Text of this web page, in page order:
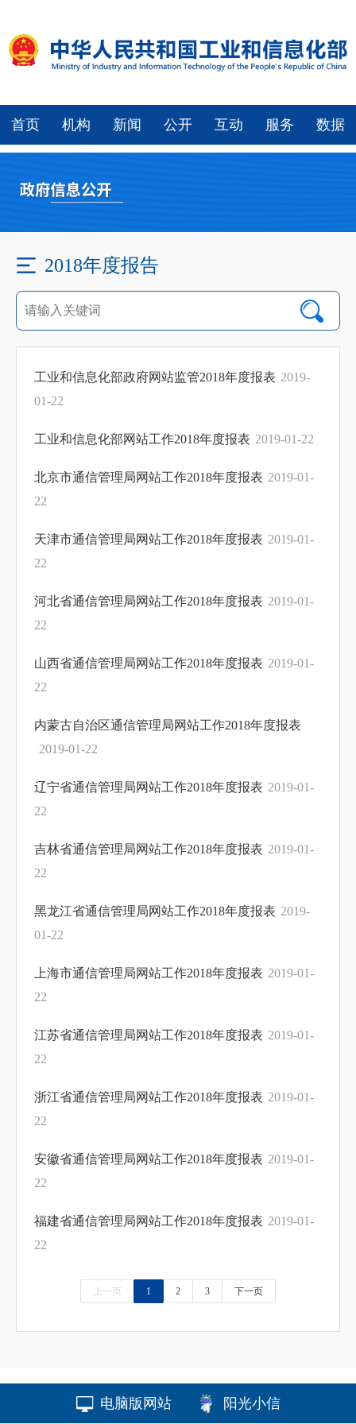
首页 机构 新闻 公开 互动 服务 数据
2018年度报告
工业和信息化部政府网站监管2018年度报表 2019-
01-22
工业和信息化部网站工作2018年度报表 2019-01-22
北京市通信管理局网站工作2018年度报表 2019-01-
22
天津市通信管理局网站工作2018年度报表 2019-01-
22
河北省通信管理局网站工作2018年度报表 2019-01-
22
山西省通信管理局网站工作2018年度报表 2019-01-
22
内蒙古自治区通信管理局网站工作2018年度报表
2019-01-22
辽宁省通信管理局网站工作2018年度报表 2019-01-
22
吉林省通信管理局网站工作2018年度报表 2019-01-
22
黑龙江省通信管理局网站工作2018年度报表 2019-
01-22
上海市通信管理局网站工作2018年度报表 2019-01-
22
江苏省通信管理局网站工作2018年度报表 2019-01-
22
浙江省通信管理局网站工作2018年度报表 2019-01-
22
安徽省通信管理局网站工作2018年度报表 2019-01-
22
福建省通信管理局网站工作2018年度报表 2019-01-
22
上一页 1 2 3 下一页
电脑版网站 阳光小信